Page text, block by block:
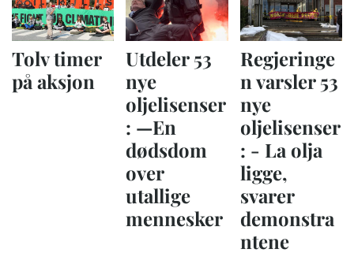
Tolv timer
på aksjon
Utdeler 53
nye
oljelisenser
: —En
dødsdom
over
utallige
mennesker
Regjeringe
n varsler 53
nye
oljelisenser
: - La olja
ligge,
svarer
demonstra
ntene